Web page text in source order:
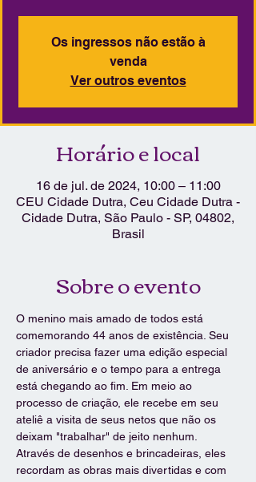
Os ingressos não estão à
venda
Ver outros eventos
Horário e local
16 de jul. de 2024, 10:00 – 11:00
CEU Cidade Dutra, Ceu Cidade Dutra -
Cidade Dutra, São Paulo - SP, 04802,
Brasil
Sobre o evento
O menino mais amado de todos está
comemorando 44 anos de existência. Seu
criador precisa fazer uma edição especial
de aniversário e o tempo para a entrega
está chegando ao fim. Em meio ao
processo de criação, ele recebe em seu
ateliê a visita de seus netos que não os
deixam "trabalhar" de jeito nenhum.
Através de desenhos e brincadeiras, eles
recordam as obras mais divertidas e com